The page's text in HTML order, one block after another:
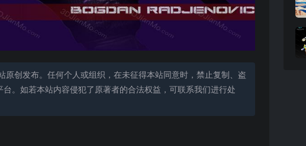
创发布。任何个人或组织，在未征得本站同意时，禁止复制、盗
。如若本站内容侵犯了原著者的合法权益，可联系我们进行处